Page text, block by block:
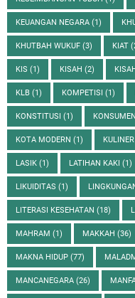
KEUANGAN NEGARA (1)
KHUTBAH WUKUF (3) KIAT
KIS (1) KISAH (2)
KLB (1) KOMPETISI (1)
KONSTITUSI (1) KONSUMEN
KOTA MODERN (1) KULINER
LASIK (1) LATIHAN KAKI (1)
LIKUIDITAS (1)
LITERASI KESEHATAN (18)
MAHRAM (1) MAKKAH (36)
MAKNA HIDUP (77)
MANCANEGARA (26)